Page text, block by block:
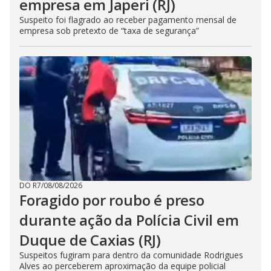
empresa em Japeri (RJ)
Suspeito foi flagrado ao receber pagamento mensal de
empresa sob pretexto de “taxa de segurança”
DO R7/08/08/2026
Foragido por roubo é preso
durante ação da Polícia Civil em
Duque de Caxias (RJ)
Suspeitos fugiram para dentro da comunidade Rodrigues
Alves ao perceberem aproximação da equipe policial